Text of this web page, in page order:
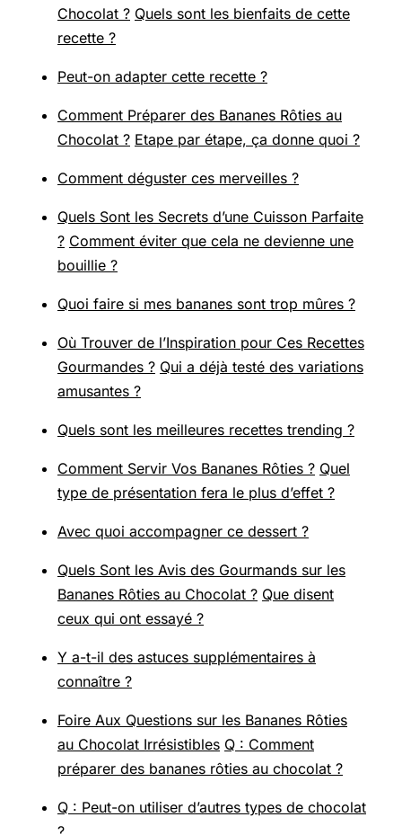
Chocolat ? Quels sont les bienfaits de cette
recette ?
Peut-on adapter cette recette ?
Comment Préparer des Bananes Rôties au
Chocolat ? Etape par étape, ça donne quoi ?
Comment déguster ces merveilles ?
Quels Sont les Secrets d’une Cuisson Parfaite
? Comment éviter que cela ne devienne une
bouillie ?
Quoi faire si mes bananes sont trop mûres ?
Où Trouver de l’Inspiration pour Ces Recettes
Gourmandes ? Qui a déjà testé des variations
amusantes ?
Quels sont les meilleures recettes trending ?
Comment Servir Vos Bananes Rôties ? Quel
type de présentation fera le plus d’effet ?
Avec quoi accompagner ce dessert ?
Quels Sont les Avis des Gourmands sur les
Bananes Rôties au Chocolat ? Que disent
ceux qui ont essayé ?
Y a-t-il des astuces supplémentaires à
connaître ?
Foire Aux Questions sur les Bananes Rôties
au Chocolat Irrésistibles Q : Comment
préparer des bananes rôties au chocolat ?
Q : Peut-on utiliser d’autres types de chocolat